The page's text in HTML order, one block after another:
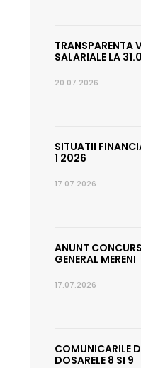
TRANSPARENTA
SALARIALE LA
20.07.2026
SITUATII
1 2026
17.07.2026
ANUNT
GENERAL MERENI
17.07.2026
COMUNICARILE
DOSARELE 8 SI 9